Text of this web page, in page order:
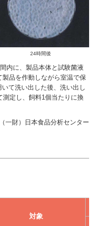
24時間後
内に、製品本体と試験菌液
製品を作動しながら室温で保
て洗い出した後、洗い出し
定し、飼料1個当たりに換
一財）日本食品分析センター
対象